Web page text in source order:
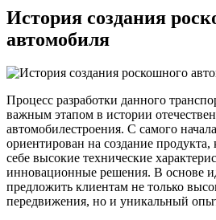
История создания
автомобиля
Процесс разработки данного
важным этапом в истории
автомобилестроения. С самого
ориентирован на создание
себе высокие технические
инновационные решения. В основе
предложить клиентам не только
передвижения, но и уникальный